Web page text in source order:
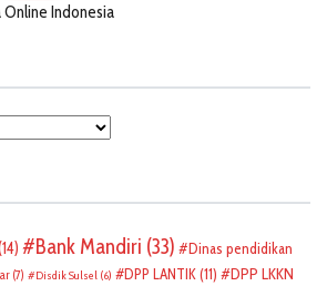
Online Indonesia
Bank Mandiri (33)
Dinas pendidikan
(7) Disdik Sulsel (6) DPP LANTIK(11)
DPP LKKN